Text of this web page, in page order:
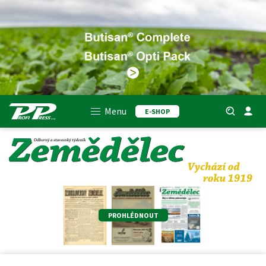
Menu E-SHOP
PROHLÉDNOUT